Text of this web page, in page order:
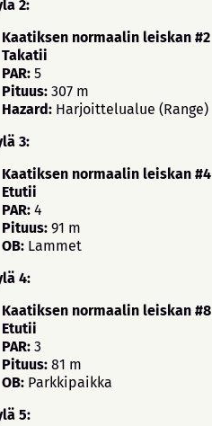
2:
Kaatiksen normaalin leiskan #2
Takatii
PAR: 5
Pituus: 307 m
Hazard: Harjoittelualue (Range)
3:
Kaatiksen normaalin leiskan #4
Etutii
PAR: 4
Pituus: 91 m
OB: Lammet
4:
Kaatiksen normaalin leiskan #8
Etutii
PAR: 3
Pituus: 81 m
OB: Parkkipaikka
5: